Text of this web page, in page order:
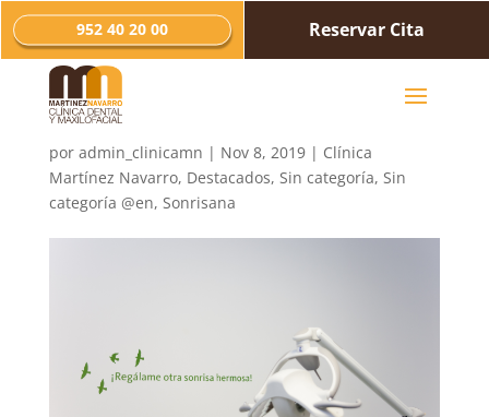
952 40 20 00 Reservar Cita
REGÁLAME UNA
SONRISA TIERNA
por admin_clinicamn | Nov 8, 2019| Clínica
Martínez Navarro, Destacados, Sin categoría, Sin
categoría @en, Sonrisana